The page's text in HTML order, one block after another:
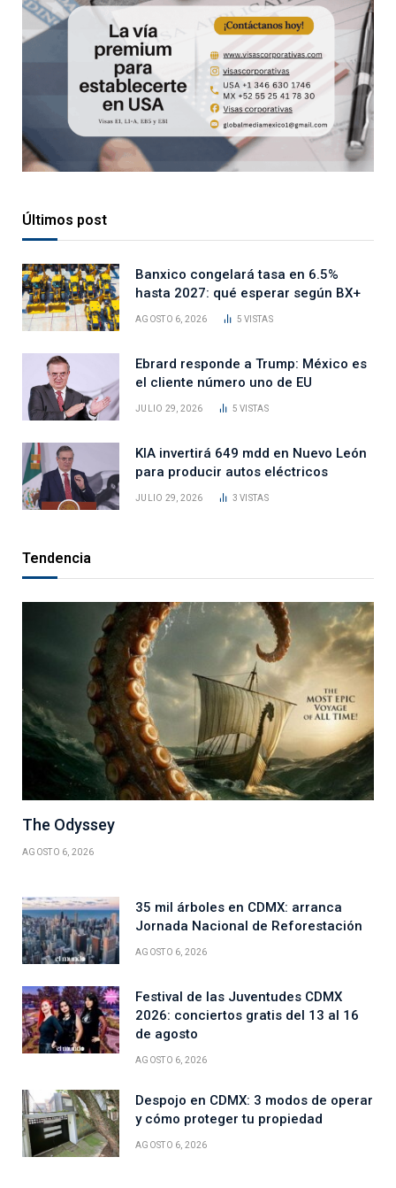
Últimos post
Banxico congelará tasa en 6.5%
hasta 2027: qué esperar según BX+
AGOSTO 6, 2026 5VISTAS
Ebrard responde a Trump: México es
el cliente número uno de EU
JULIO 29, 2026 5VISTAS
KIA invertirá 649 mdd en Nuevo León
para producir autos eléctricos
JULIO 29, 2026 3VISTAS
Tendencia
The Odyssey
AGOSTO 6, 2026
35 mil árboles en CDMX: arranca
Jornada Nacional de Reforestación
AGOSTO 6, 2026
Festival de las Juventudes CDMX
2026: conciertos gratis del 13 al 16
de agosto
AGOSTO 6, 2026
Despojo en CDMX: 3 modos de operar
y cómo proteger tu propiedad
AGOSTO 6, 2026